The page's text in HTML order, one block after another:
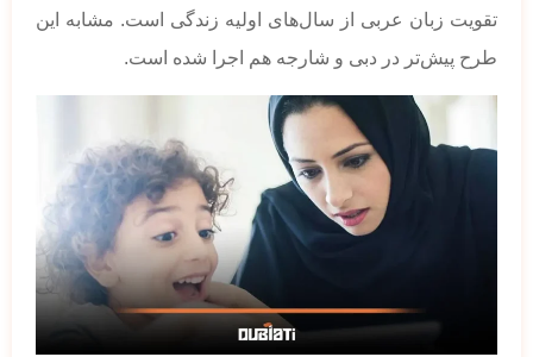
تقویت زبان عربی از سال‌های اولیه زندگی است. مشابه این
طرح پیش‌تر در دبی و شارجه هم اجرا شده است.